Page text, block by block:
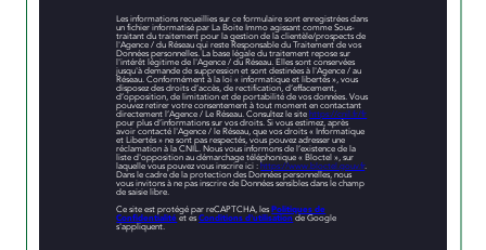
Les informations recueillies sur ce formulaire sont enregistrées dans
un fichier informatisé par La Boite Immo agissant comme Sous-
traitant du traitement pour la gestion de la clientèle/prospects de
l'Agence / du Réseau qui reste Responsable du Traitement de vos
Données personnelles. La base légale du traitement repose sur
l'intérêt légitime de l'Agence / du Réseau. Elles sont conservées
jusqu'à demande de suppression et sont destinées à l'Agence / au
Réseau. Conformément à la loi « informatique et libertés », vous
disposez des droits d’accès, de rectification, d’effacement,
d’opposition, de limitation et de portabilité de vos données. Vous
pouvez retirer votre consentement à tout moment en contactant
directement l’Agence / Le Réseau. Consultez le sitehttps://cnil.fr/fr
pour plus d’informations sur vos droits. Si vous estimez, après
avoir contacté l'Agence / le Réseau, que vos droits « Informatique
et Libertés » ne sont pas respectés, vous pouvez adresser une
réclamation à la CNIL. Nous vous informons de l’existence de la
liste d'opposition au démarchage téléphonique « Bloctel », sur
laquelle vous pouvez vous inscrire ici :https://www.bloctel.gouv.fr.
Dans le cadre de la protection des Données personnelles, nous
vous invitons à ne pas inscrire de Données sensibles dans le champ
de saisie libre.
Ce site est protégé par reCAPTCHA, lesPolitiques de
Confidentialitéet esConditions d'utilisationde Google
s'appliquent.